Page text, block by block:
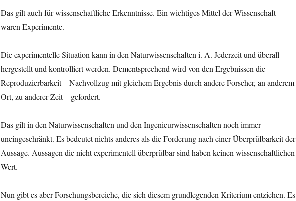
Das gilt auch für wissenschaftliche Erkenntnisse. Ein wichtiges Mittel der Wissenschaft
waren Experimente.
Die experimentelle Situation kann in den Naturwissenschaften i. A. Jederzeit und überall
hergestellt und kontrolliert werden. Dementsprechend wird von den Ergebnissen die
Reproduzierbarkeit – Nachvollzug mit gleichem Ergebnis durch andere Forscher, an anderem
Ort, zu anderer Zeit – gefordert.
Das gilt in den Naturwissenschaften und den Ingenieurwissenschaften noch immer
uneingeschränkt. Es bedeutet nichts anderes als die Forderung nach einer Überprüfbarkeit der
Aussage. Aussagen die nicht experimentell überprüfbar sind haben keinen wissenschaftlichen
Wert.
Nun gibt es aber Forschungsbereiche, die sich diesem grundlegenden Kriterium entziehen. Es